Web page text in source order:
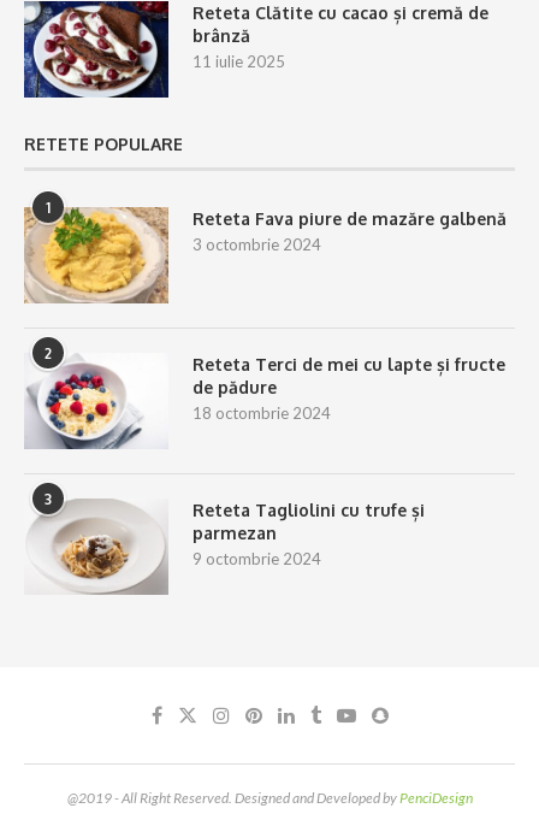
Reteta Clătite cu cacao și cremă de
brânză
11 iulie 2025
RETETE POPULARE
1
Reteta Fava piure de mazăre galbenă
3 octombrie 2024
2
Reteta Terci de mei cu lapte și fructe
de pădure
18 octombrie 2024
3
Reteta Tagliolini cu trufe și
parmezan
9 octombrie 2024
@2019 - All Right Reserved. Designed and Developed by PenciDesign